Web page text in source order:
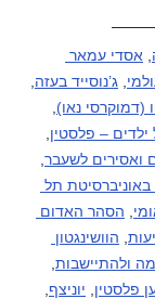
אסדי עמאר
ג’נוסייד בעזה
(דמוקרסי נאו)
ילדים – פלסטין
ואסירים לשעבר
באוניברסיטת תל
הסהר האדום
הוושינגטון
ולהתיישבות
פלסטין יוניצף